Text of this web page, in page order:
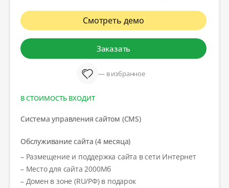
Смотреть демо
Заказать
— в избранное
В СТОИМОСТЬ ВХОДИТ
Система управления сайтом (CMS)
Обслуживание сайта (4 месяца)
– Размещение и поддержка сайта в сети Интернет
– Место для сайта 2000Мб
– Домен в зоне (RU/РФ) в подарок